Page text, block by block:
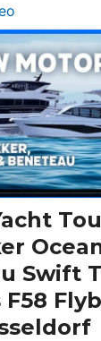
3
Day
Boats
Over
30
Feet
|
Chris-
Craft,
Invictus
&
Quarken
at
Boot
Swift
F58